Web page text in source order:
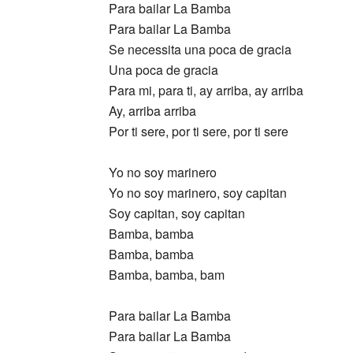
Para bailar La Bamba
Para bailar La Bamba
Se necessita una poca de gracia
Una poca de gracia
Para mi, para ti, ay arriba, ay arriba
Ay, arriba arriba
Por ti sere, por ti sere, por ti sere
Yo no soy marinero
Yo no soy marinero, soy capitan
Soy capitan, soy capitan
Bamba, bamba
Bamba, bamba
Bamba, bamba, bam
Para bailar La Bamba
Para bailar La Bamba